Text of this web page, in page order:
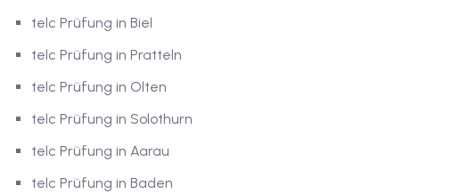
telc Prüfung in Biel
telc Prüfung in Pratteln
telc Prüfung in Olten
telc Prüfung in Solothurn
telc Prüfung in Aarau
telc Prüfung in Baden